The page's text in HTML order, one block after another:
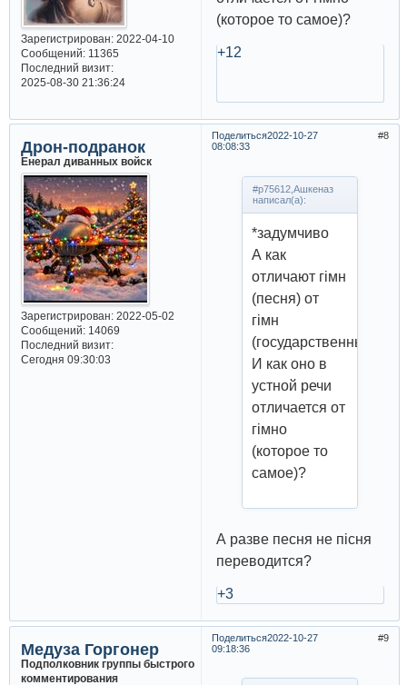
Зарегистрирован: 2022-04-10
Сообщений:11365
Последний визит:
2025-08-30 21:36:24
(которое то самое)?
+12
Поделиться 8
2022-10-27
08:08:33
Дрон-подранок
Енерал диванных войск
Зарегистрирован: 2022-05-02
Сообщений:14069
Последний визит:
Сегодня 09:30:03
#p75612,Ашкеназ
написал(а):
*задумчиво
А как
отличают гiмн
(песня) от
гiмн
(государственный)?
И как оно в
устной речи
отличается от
гiмно
(которое то
самое)?
А разве песня не пiсня
переводится?
+3
Поделиться 9
2022-10-27
09:18:36
Медуза Горгонер
Подполковник группы быстрого
комментирования